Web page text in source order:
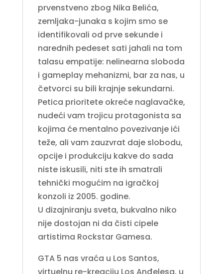
prvenstveno zbog Nika Belića,
zemljaka-junaka s kojim smo se
identifikovali od prve sekunde i
narednih pedeset sati jahali na tom
talasu empatije: nelinearna sloboda
i gameplay mehanizmi, bar za nas, u
četvorci su bili krajnje sekundarni.
Petica prioritete okreće naglavačke,
nudeći vam trojicu protagonista sa
kojima će mentalno povezivanje ići
teže, ali vam zauzvrat daje slobodu,
opcije i produkciju kakve do sada
niste iskusili, niti ste ih smatrali
tehnički mogućim na igračkoj
konzoli iz 2005. godine.
U dizajniranju sveta, bukvalno niko
nije dostojan ni da čisti cipele
artistima Rockstar Gamesa.
GTA 5 nas vraća u Los Santos,